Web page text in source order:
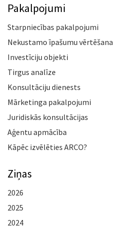
Pakalpojumi
Starpniecības pakalpojumi
Nekustamo īpašumu vērtēšana
Investīciju objekti
Tirgus analīze
Konsultāciju dienests
Mārketinga pakalpojumi
Juridiskās konsultācijas
Aģentu apmācība
Kāpēc izvēlēties ARCO?
Ziņas
2026
2025
2024